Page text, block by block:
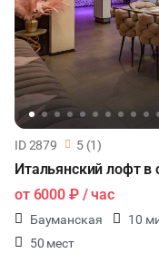
ID 2879 5 (1)
Итальянский лофт в
от 6000 ₽/ час
Бауманская 10
50 мест